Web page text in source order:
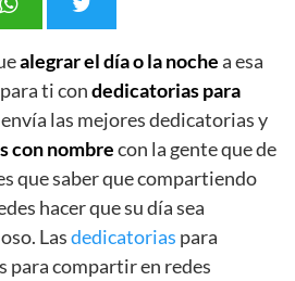
alegrar el día o la nochea esa
ti condedicatorias para
las mejores dedicatorias y
con nombrecon la gente que de
que saber que compartiendo
hacer que su día sea
Lasdedicatorias para
para compartir en redes